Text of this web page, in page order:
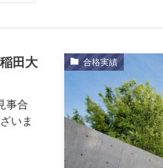
合格実績
田大
事合
いま